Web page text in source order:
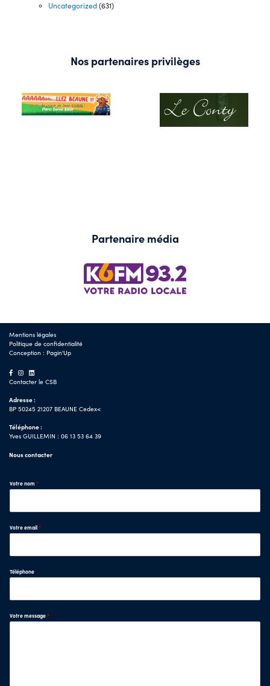
Uncategorized(631)
Nos partenaires privilèges
Partenaire média
Mentions légales
Politique de confidentialité
Conception : Pagin'Up
Contacter le CSB
Adresse :
BP 50245 21207 BEAUNE Cedex<
Téléphone :
Yves GUILLEMIN : 06 13 53 64 39
Nous contacter
Votre nom *
Votre email*
Téléphone
Votre message*